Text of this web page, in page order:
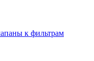
к фильтрам